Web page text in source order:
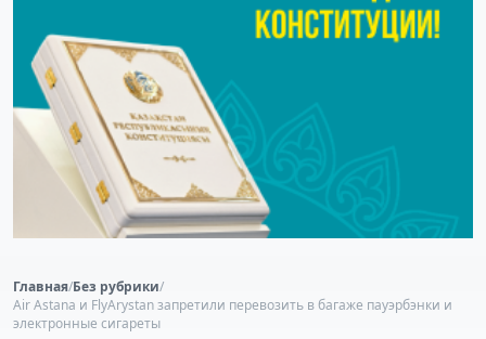
Главная/Без рубрики/
Air Astana и FlyArystan запретили перевозить в багаже пауэрбэнки и
электронные сигареты